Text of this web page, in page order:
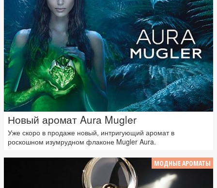
Новый аромат Aura Mugler
Уже скоро в продаже новый, интригующий аромат в
роскошном изумрудном флаконе Mugler Aura.
МОДНЫЕ АРОМАТЫ